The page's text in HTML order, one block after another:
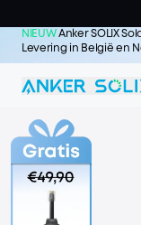
NIEUW Anker SOLIX
Levering in België en